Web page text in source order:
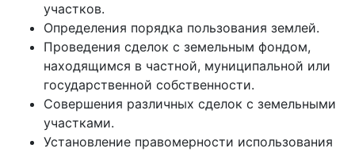
участков.
Определения порядка пользования землей.
Проведения сделок с земельным фондом,
находящимся в частной, муниципальной или
государственной собственности.
Совершения различных сделок с земельными
участками.
Установление правомерности использования